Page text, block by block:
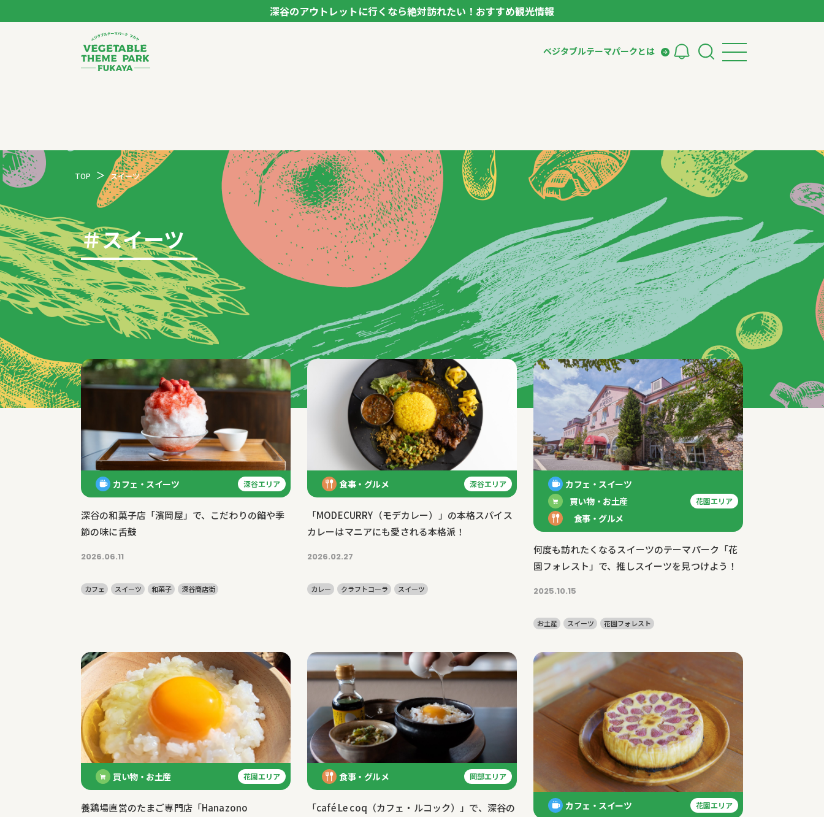
深谷のアウトレットに行くなら絶対訪れたい！おすすめ観光情報
ベジタブルテーマパークとは
スポット
体験
特集記事
お役立ち情報
レシピ集
TOP スイーツ
＃スイーツ
カフェ・スイーツ 深谷エリア
深谷の和菓子店「濱岡屋」で、こだわりの餡や季
節の味に舌鼓
2026.06.11
カフェ スイーツ 和菓子 深谷商店街
食事・グルメ 深谷エリア
「MODECURRY（モデカレー）」の本格スパイス
カレーはマニアにも愛される本格派！
2026.02.27
カレー クラフトコーラ スイーツ
カフェ・スイーツ
買い物・お土産
食事・グルメ
花園エリア
何度も訪れたくなるスイーツのテーマパーク「花
園フォレスト」で、推しスイーツを見つけよう！
2025.10.15
お土産 スイーツ 花園フォレスト
買い物・お土産 花園エリア
養鶏場直営のたまご専門店「Hanazono
食事・グルメ 岡部エリア
「café Le coq（カフェ・ルコック）」で、深谷の
カフェ・スイーツ 花園エリア